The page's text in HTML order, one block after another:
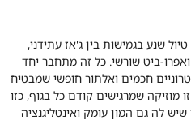
שנע בגמישות בין ג'אז עתידני,
ביט שורשי. כל זה מתחבר יחד
חכמים ואלתור חופשי שמבטיח
מוזיקה שמרגישים קודם כל בגוף, כזו
לה גם המון עומק ואינטליגנציה